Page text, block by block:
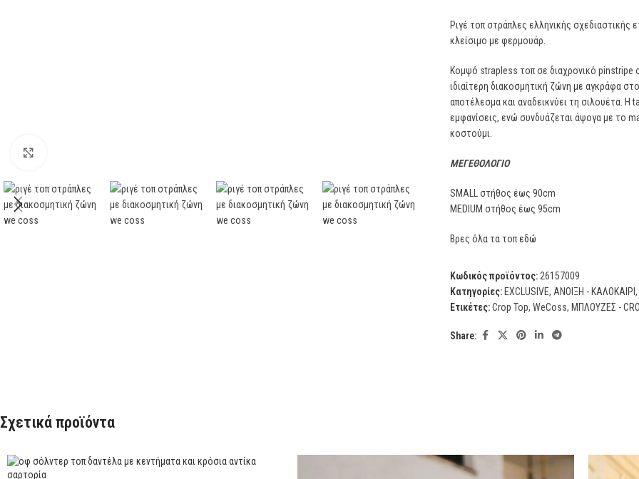
Ριγέ τοπ στράπλες ελληνικής σχεδιαστικής
κλείσιμο με φερμουάρ.
Κομψό strapless τοπ σε διαχρονικό pinstripe
ιδιαίτερη διακοσμητική ζώνη με αγκράφα
αποτέλεσμα και αναδεικνύει τη σιλουέτα. Η
εμφανίσεις, ενώ συνδυάζεται άψογα με το
κοστούμι.
ΜΕΓΕΘΟΛΟΓΙΟ
SMALL στήθος έως 90cm
MEDIUM στήθος έως 95cm
Βρες όλα τα τοπεδώ
Κωδικός προϊόντος: 26157009
Κατηγορίες: EXCLUSIVE, ΑΝΟΙΞΗ - ΚΑΛΟΚΑΙΡΙ ,
Ετικέτες:Crop Top, WeCoss, ΜΠΛΟΥΖΕΣ -
Share:
Σχετικά προϊόντα